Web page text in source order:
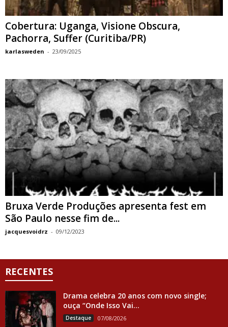
Cobertura: Uganga, Visione Obscura,
Pachorra, Suffer (Curitiba/PR)
karlasweden - 23/09/2025
Bruxa Verde Produções apresenta fest em
São Paulo nesse fim de...
jacquesvoidrz - 09/12/2023
RECENTES
Drama celebra 20 anos com novo single;
ouça “Onde Isso Vai...
Destaque 07/08/2026